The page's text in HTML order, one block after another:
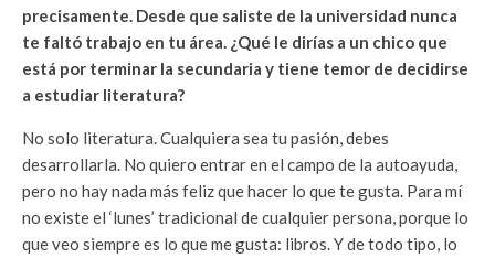
precisamente. Desde que saliste de la universidad nunca
te faltó trabajo en tu área. ¿Qué le dirías a un chico que
está por terminar la secundaria y tiene temor de decidirse
a estudiar literatura?
No solo literatura. Cualquiera sea tu pasión, debes
desarrollarla. No quiero entrar en el campo de la autoayuda,
pero no hay nada más feliz que hacer lo que te gusta. Para mí
no existe el ‘lunes’ tradicional de cualquier persona, porque lo
que veo siempre es lo que me gusta: libros. Y de todo tipo, lo